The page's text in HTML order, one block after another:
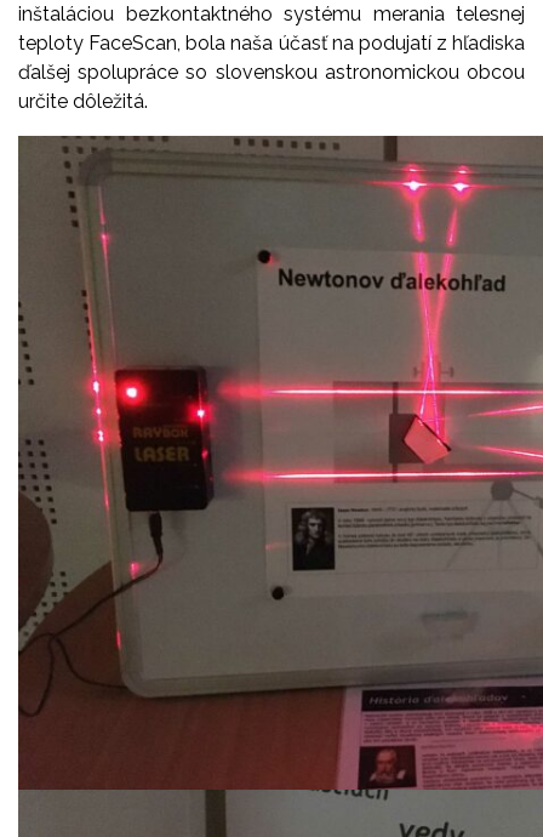
inštaláciou bezkontaktného systému merania telesnej
teploty FaceScan, bola naša účasť na podujatí z hľadiska
ďalšej spolupráce so slovenskou astronomickou obcou
určite dôležitá.